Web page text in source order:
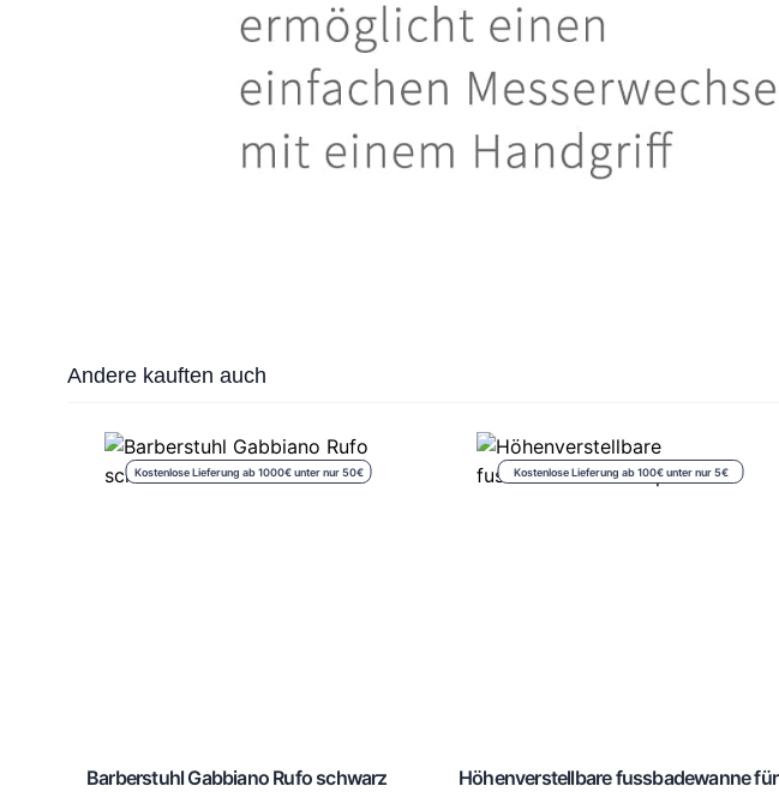
Press to skip carousel
Andere kauften auch
Kostenlose Lieferung ab 1000€ unter nur 50€
Barberstuhl Gabbiano Rufo schwarz
Kostenlose Lieferung ab 100€ unter nur 5€
Höhenverstellbare fussbadewanne für